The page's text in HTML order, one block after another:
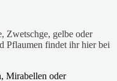
Zwetschge, gelbe oder
Pflaumen findet ihr hier bei